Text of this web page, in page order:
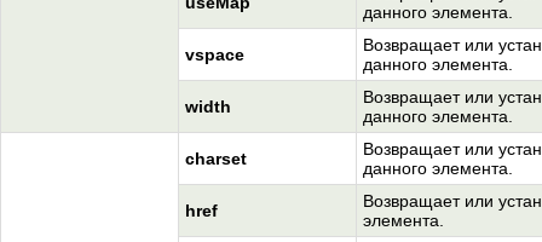
данного элемента.
vspace
Возвращает или
данного элемента.
width
Возвращает или
данного элемента.
charset
Возвращает или
данного элемента.
href
Возвращает или
элемента.